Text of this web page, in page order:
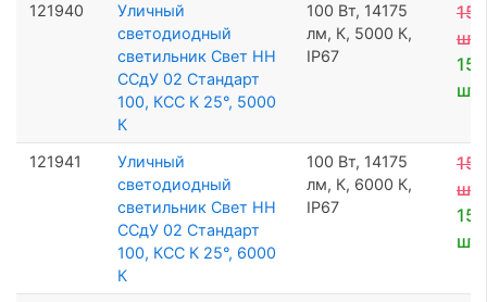
121940
Уличный
светодиодный
светильник Свет НН
ССдУ 02 Стандарт
100, КСС К 25°, 5000
К
100 Вт, 14175
лм, К, 5000 К,
IP67
15
шт
15
шт
121941
Уличный
светодиодный
светильник Свет НН
ССдУ 02 Стандарт
100, КСС К 25°, 6000
К
100 Вт, 14175
лм, К, 6000 К,
IP67
15
шт
15
шт